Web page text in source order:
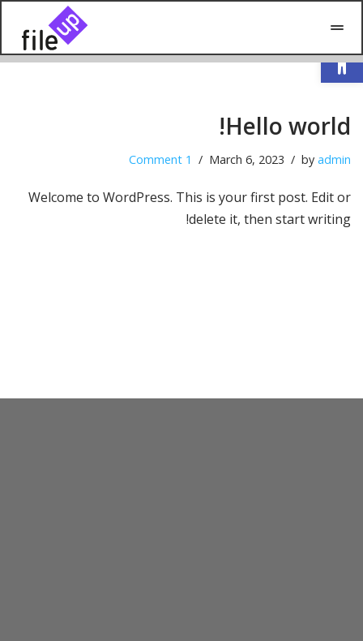
Open toolbar
to
content
Hello world!
by admin
March 6, 2023
1 Comment
Welcome to WordPress. This is your first post. Edit or
delete it, then start writing!